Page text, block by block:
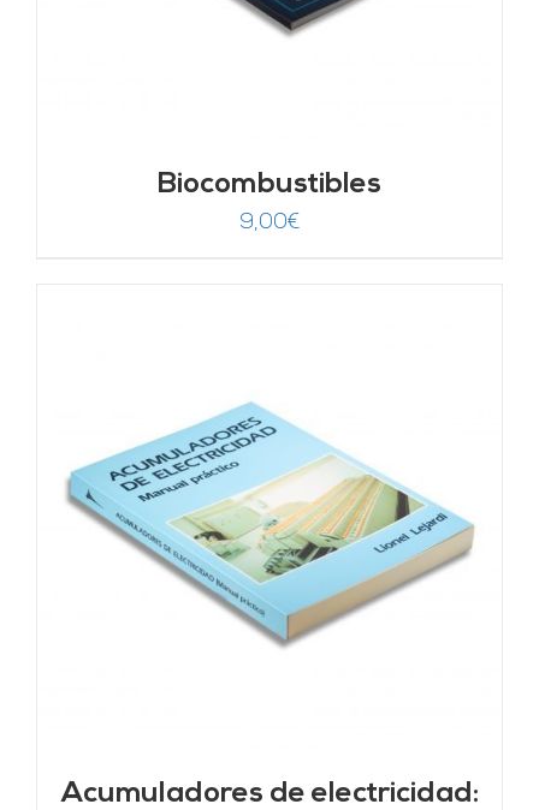
Biocombustibles
9,00€
Acumuladores de electricidad: